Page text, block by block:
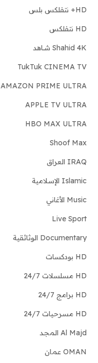
HD+ نتفلكس بلس
HD نتفلكس
Shahid 4K شـاهد
TukTuk CINEMA TV
AMAZON PRIME ULTRA
APPLE TV ULTRA
HBO MAX ULTRA
Shoof Max
IRAQ العراق
Islamic الإسلامية
Music الأغاني
Live Sport
Documentary الوثائقية
HD بودكسات
HD مسلسلات 24/7
HD برامج 24/7
HD مسرحيات 24/7
Al Majd المجد
OMAN عمان